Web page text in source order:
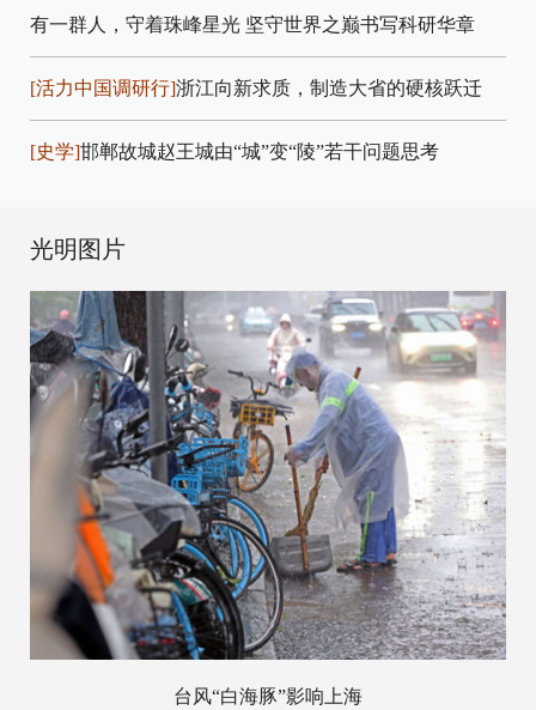
有一群人，守着珠峰星光 坚守世界之巅书写科研华章
[活力中国调研行]浙江向新求质，制造大省的硬核跃迁
[史学]邯郸故城赵王城由“城”变“陵”若干问题思考
光明图片
台风“白海豚”影响上海